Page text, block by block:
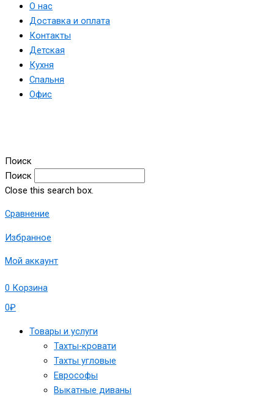
О нас
Доставка и оплата
Контакты
Детская
Кухня
Спальня
Офис
Поиск
Поиск
Close this search box.
Сравнение
Избранное
Мой аккаунт
0₽
0 Корзина
Товары и услуги
Тахты-кровати
Тахты угловые
Еврософы
Выкатные диваны